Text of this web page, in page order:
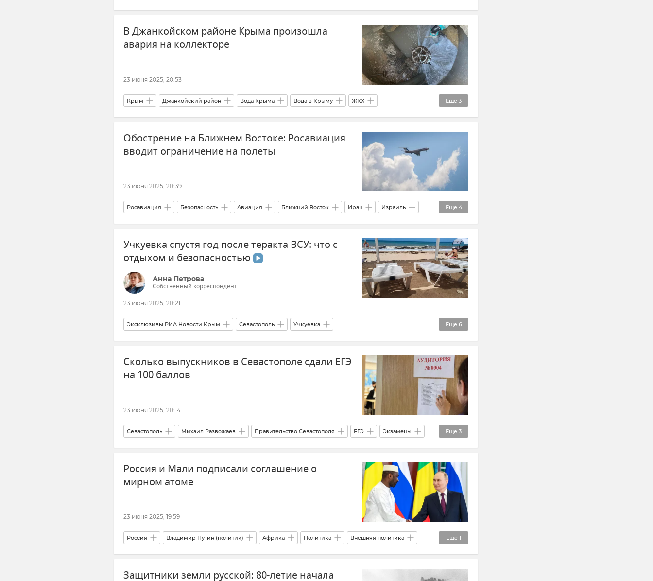
Происшествия Новости Ближний Восток
В Джанкойском районе Крыма произошла
авария на коллекторе
23 июня 2025, 20:53
Еще 3
Крым Джанкойский район Вода Крыма Вода в Крыму ЖКХ
ЖКХ Крыма и Севастополя Общество Новости Крыма
Обострение на Ближнем Востоке: Росавиация
вводит ограничение на полеты
23 июня 2025, 20:39
Еще 4
Росавиация Безопасность Авиация Ближний Восток Иран Израиль
Катар Новости Обострение между Израилем и Ираном Ирак
Учкуевка спустя год после теракта ВСУ: что с
отдыхом и безопасностью
Анна Петрова
Собственный корреспондент
23 июня 2025, 20:21
Еще 6
Эксклюзивы РИА Новости Крым Севастополь Учкуевка
Безопасность Республики Крым и Севастополя
Ракетная атака на Севастополь ATACMS 2 августа 2024 года Общество Туризм
Туризм в Крыму
Сколько выпускников в Севастополе сдали ЕГЭ
на 100 баллов
23 июня 2025, 20:14
Еще 3
Севастополь Михаил Развожаев Правительство Севастополя ЕГЭ Экзамены
дети Образование в Крыму и Севастополе Новости Севастополя
Россия и Мали подписали соглашение о
мирном атоме
23 июня 2025, 19:59
Еще 1
Россия Владимир Путин (политик) Африка Политика Внешняя политика
Новости
Защитники земли русской: 80-летие начала